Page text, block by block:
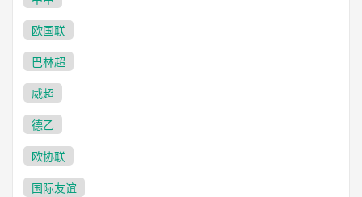
欧国联
巴林超
威超
德乙
欧协联
国际友谊